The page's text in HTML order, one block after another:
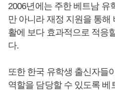
2006년에는 주한 베트남 유
만 아니라 재정 지원을 통
활에 보다 효과적으로 적응
다.
또한 한국 유학생 출신자들
역할을 담당할 수 있도록 베